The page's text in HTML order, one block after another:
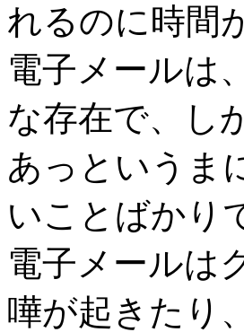
れるのに時間
電子メールは
な存在で、し
あっというま
いことばかり
電子メールは
嘩が起きたり